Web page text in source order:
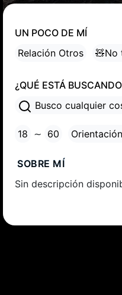
UN POCO DE MÍ
Relación Otros
🧸No
¿QUÉ ESTÁ
Busco cualquier
18 ∼ 60
SOBRE MÍ
Sin descripción